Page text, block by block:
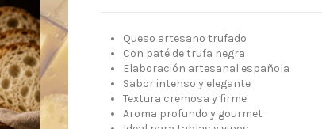
Queso artesano trufado
Con paté de trufa negra
Elaboración artesanal española
Sabor intenso y elegante
Textura cremosa y firme
Aroma profundo y gourmet